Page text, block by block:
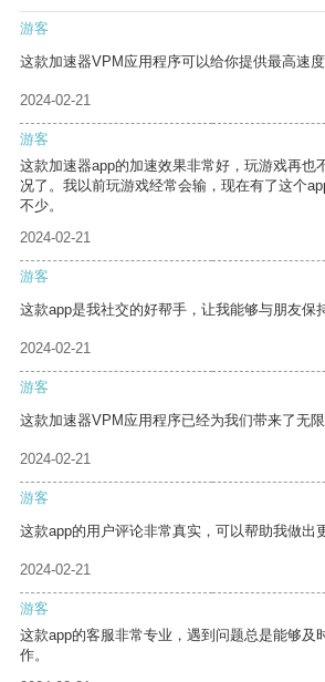
游客
这款加速器VPM应用程序可以给你提供最高速度
2024-02-21
游客
这款加速器app的加速效果非常好，玩游戏再也
况了。我以前玩游戏经常会输，现在有了这个
不少。
2024-02-21
游客
这款app是我社交的好帮手，让我能够与朋友保
2024-02-21
游客
这款加速器VPM应用程序已经为我们带来了无限
2024-02-21
游客
这款app的用户评论非常真实，可以帮助我做出
2024-02-21
游客
这款app的客服非常专业，遇到问题总是能够及
作。